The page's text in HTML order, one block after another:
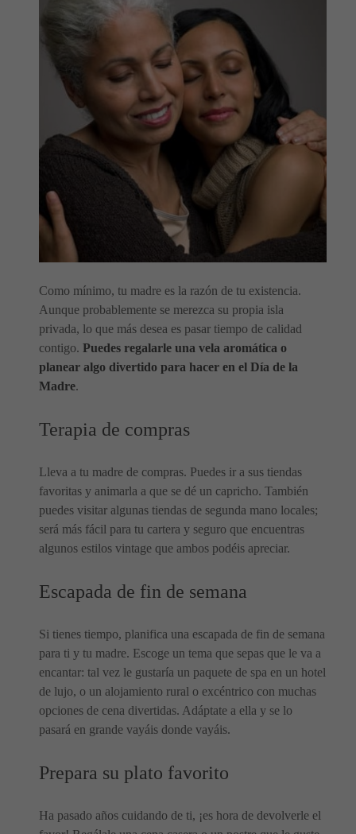
Como mínimo, tu madre es la razón de tu existencia.
Aunque probablemente se merezca su propia isla
privada, lo que más desea es pasar tiempo de calidad
contigo. Puedes regalarle una vela aromática o
planear algo divertido para hacer en el Día de la
Madre.
Terapia de compras
Lleva a tu madre de compras. Puedes ir a sus tiendas
favoritas y animarla a que se dé un capricho. También
puedes visitar algunas tiendas de segunda mano locales;
será más fácil para tu cartera y seguro que encuentras
algunos estilos vintage que ambos podéis apreciar.
Escapada de fin de semana
Si tienes tiempo, planifica una escapada de fin de semana
para ti y tu madre. Escoge un tema que sepas que le va a
encantar: tal vez le gustaría un paquete de spa en un hotel
de lujo, o un alojamiento rural o excéntrico con muchas
opciones de cena divertidas. Adáptate a ella y se lo
pasará en grande vayáis donde vayáis.
Prepara su plato favorito
Ha pasado años cuidando de ti, ¡es hora de devolverle el